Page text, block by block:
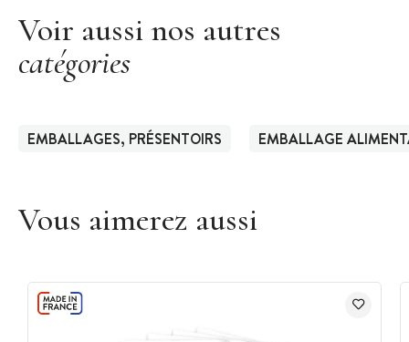
Voir aussi nos autres
catégories
EMBALLAGES, PRÉSENTOIRS EMBALLAGE
Vous aimerez aussi